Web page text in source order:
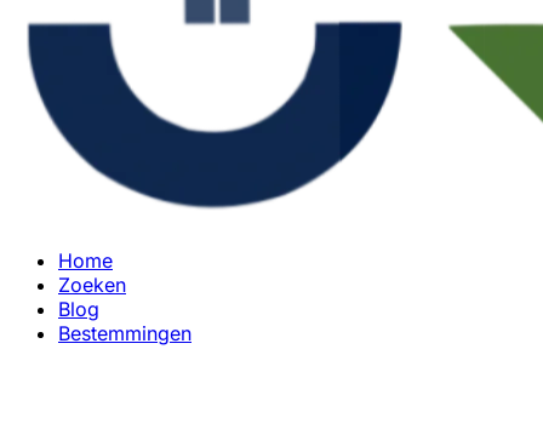
Home
Zoeken
Blog
Bestemmingen